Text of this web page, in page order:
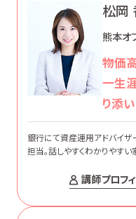
松岡
熊本オ
物価
一生
り添
銀行にて資産運用アドバイ
担当。話しやすくわかりやす
講師プロフ